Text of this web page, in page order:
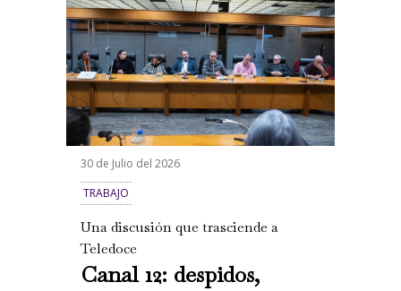
30 de Julio del 2026
TRABAJO
Una discusión que trasciende a
Teledoce
Canal 12: despidos,